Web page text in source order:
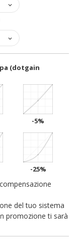
(dotgain
-5%
-25%
del tuo sistema
promozione ti sarà